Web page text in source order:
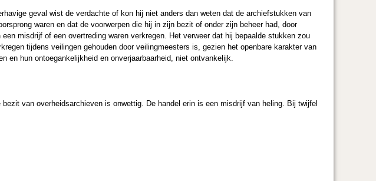
geval wist de verdachte of kon hij niet anders dan weten dat de archiefstukken van
waren en dat de voorwerpen die hij in zijn bezit of onder zijn beheer had, door
een misdrijf of een overtreding waren verkregen. Het verweer dat hij bepaalde stukken zou
tijdens veilingen gehouden door veilingmeesters is, gezien het openbare karakter van
en hun ontoegankelijkheid en onverjaarbaarheid, niet ontvankelijk.
bezit van overheidsarchieven is onwettig. De handel erin is een misdrijf van heling. Bij twijfel